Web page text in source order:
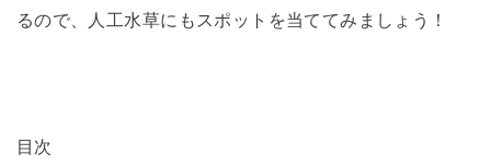
るので、人工水草にもスポットを当ててみましょう！
目次